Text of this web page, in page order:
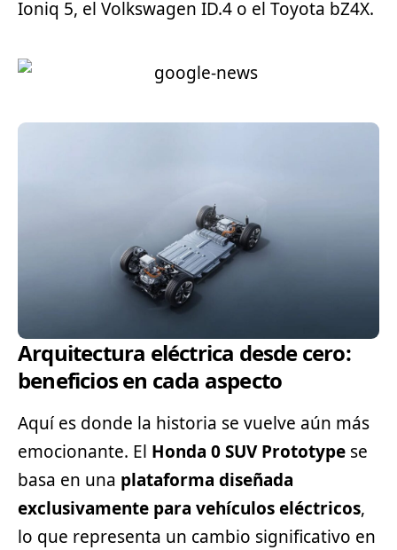
Ioniq 5, el Volkswagen ID.4 o el Toyota bZ4X.
Arquitectura eléctrica desde cero:
beneficios en cada aspecto
Aquí es donde la historia se vuelve aún más
emocionante. El Honda 0 SUV Prototype se
basa en una plataforma diseñada
exclusivamente para vehículos eléctricos,
lo que representa un cambio significativo en